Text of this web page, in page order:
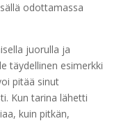
odottamassa
juorulla ja
täydellinen esimerkki
pitää sinut
Kun tarina lähetti
kuin pitkän,